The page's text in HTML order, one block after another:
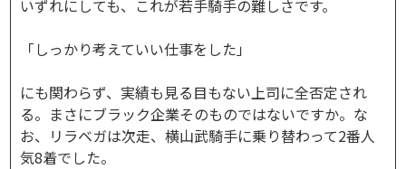
いずれにしても、これが若手騎手の難しさです。
「しっかり考えていい仕事をした」
にも関わらず、実績も見る目もない上司に全否定され
る。まさにブラック企業そのものではないですか。な
お、リラベガは次走、横山武騎手に乗り替わって2番人
気8着でした。